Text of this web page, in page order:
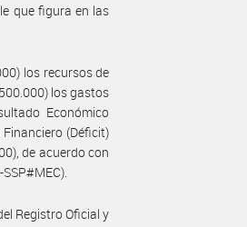
que figura en las
los recursos de
los gastos
Económico
(Déficit)
de acuerdo con
Registro Oficial y